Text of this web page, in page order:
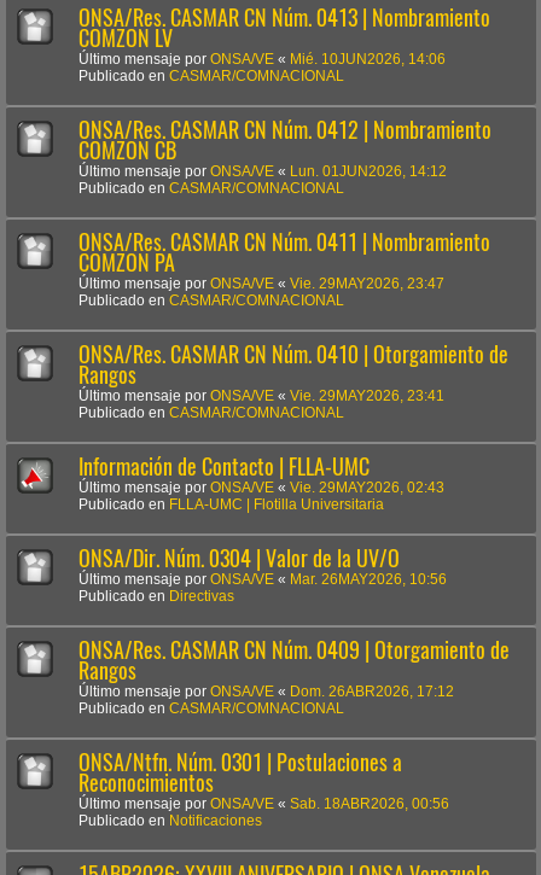
ONSA/Res. CASMAR CN Núm. 0413 | Nombramiento
COMZON LV
Último mensaje por ONSA/VE « Mié. 10JUN2026, 14:06
Publicado en CASMAR/COMNACIONAL
ONSA/Res. CASMAR CN Núm. 0412 | Nombramiento
COMZON CB
Último mensaje por ONSA/VE «
Lun. 01JUN2026, 14:12
Publicado en CASMAR/COMNACIONAL
ONSA/Res. CASMAR CN Núm. 0411 | Nombramiento
COMZON PA
Último mensaje por ONSA/VE « Vie. 29MAY2026, 23:47
Publicado en CASMAR/COMNACIONAL
ONSA/Res. CASMAR CN Núm. 0410 | Otorgamiento de
Rangos
Último mensaje por ONSA/VE « Vie. 29MAY2026, 23:41
Publicado en CASMAR/COMNACIONAL
Información de Contacto | FLLA-UMC
Último mensaje por ONSA/VE « Vie. 29MAY2026, 02:43
Publicado en FLLA-UMC | Flotilla Universitaria
ONSA/Dir. Núm. 0304 | Valor de la UV/O
Último mensaje por ONSA/VE « Mar. 26MAY2026, 10:56
Publicado en Directivas
ONSA/Res. CASMAR CN Núm. 0409 | Otorgamiento de
Rangos
Último mensaje por ONSA/VE « Dom. 26ABR2026, 17:12
Publicado en CASMAR/COMNACIONAL
ONSA/Ntfn. Núm. 0301 | Postulaciones a
Reconocimientos
Último mensaje por ONSA/VE « Sab. 18ABR2026, 00:56
Publicado en Notificaciones